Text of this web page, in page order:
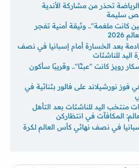
تحذر من مشاركة الأندية
سليمة
كانت ملغمة".. وثيقة أمنية تفجر
بعد الخسارة أمام إسبانيا في نصف
اليد للناشئات
رويز كانت "عبثًا".. وقريبًا سأكون
فوز نورشيلاند على فالور بثنائية في
منتخب اليد للناشئات بعد التأهل
المكافآت في انتظاركن
في نصف نهائي كأس العالم لكرة